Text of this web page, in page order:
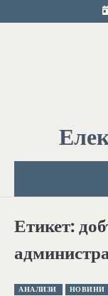
to
Етикет:
АНАЛИЗИ НОВИНИ